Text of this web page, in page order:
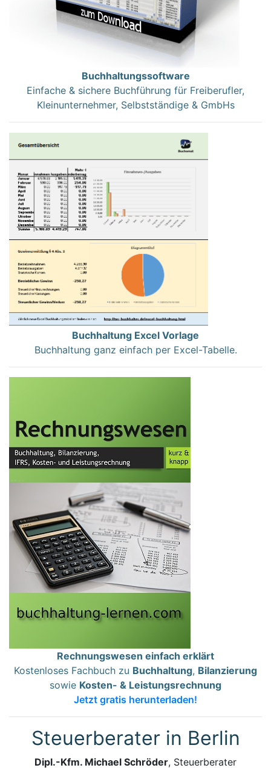
Buchhaltungssoftware
Einfache & sichere Buchführung für Freiberufler,
Kleinunternehmer, Selbstständige & GmbHs
Buchhaltung Excel Vorlage
Buchhaltung ganz einfach per Excel-Tabelle.
Rechnungswesen einfach erklärt
Kostenloses Fachbuch zu Buchhaltung, Bilanzierung
sowie Kosten- & Leistungsrechnung
Jetzt gratis herunterladen!
Steuerberater in Berlin
Dipl.-Kfm. Michael Schröder, Steuerberater